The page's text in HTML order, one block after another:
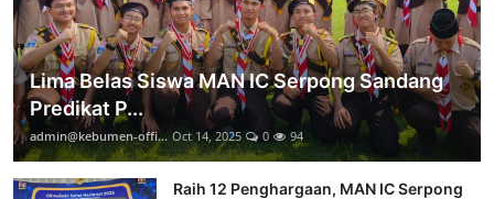
Lima Belas Siswa MAN IC Serpong Sandang
Predikat P...
admin@kebumen-offi... Oct 14, 2025 0 94
Raih 12 Penghargaan, MAN IC Serpong